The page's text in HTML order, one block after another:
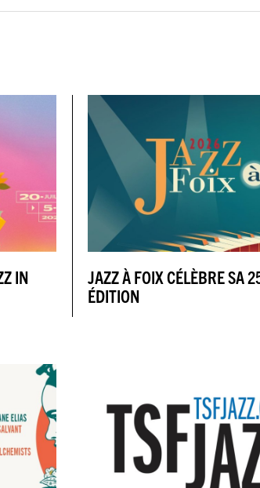
IN
JAZZ À FOIX CÉLÈBRE SA
ÉDITION